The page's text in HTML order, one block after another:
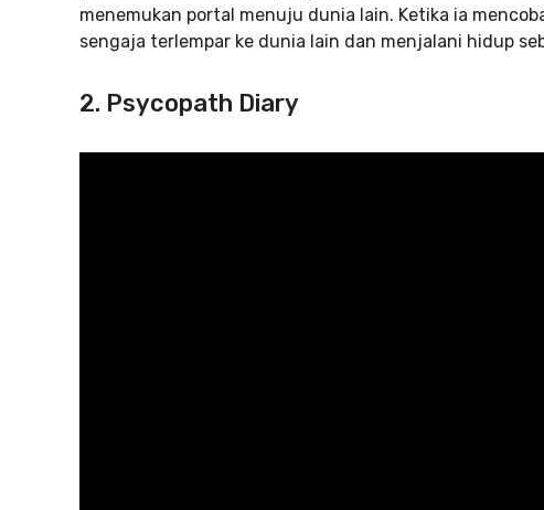
menemukan portal menuju dunia lain. Ketika ia
sengaja terlempar ke dunia lain dan menjalani hidup
2. Psycopath Diary